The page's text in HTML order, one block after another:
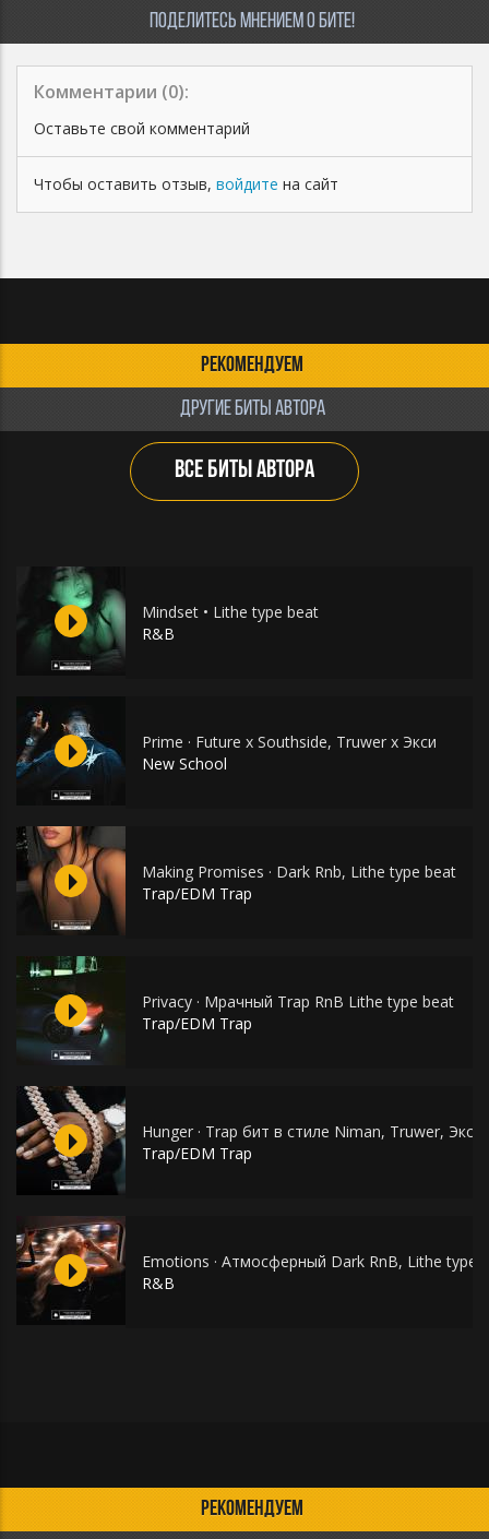
ПОДЕЛИТЕСЬ МНЕНИЕМ О БИТЕ!
Комментарии (0):
Оставьте свой комментарий
Чтобы оставить отзыв, войдите на сайт
РЕКОМЕНДУЕМ
ДРУГИЕ БИТЫ АВТОРА
ВСЕ БИТЫ АВТОРА
Mindset • Lithe type beat
R&B
Prime · Future x Southside, Truwer x Экси
New School
Making Promises · Dark Rnb, Lithe type beat
Trap/EDM Trap
Privacy · Мрачный Trap RnB Lithe type beat
Trap/EDM Trap
Hunger · Trap бит в стиле Niman, Truwer, Экси
Trap/EDM Trap
Emotions · Атмосферный Dark RnB, Lithe type
R&B
РЕКОМЕНДУЕМ